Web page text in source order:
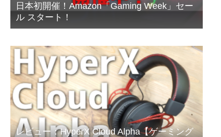
日本初開催！Amazon「Gaming Week」セー
ル スタート！
レビュー：HyperX Cloud Alpha【ゲーミング